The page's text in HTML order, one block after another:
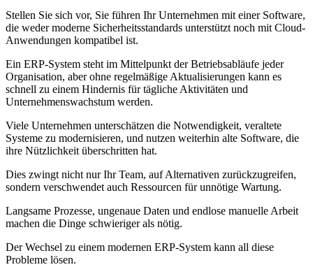
Stellen Sie sich vor, Sie führen Ihr Unternehmen mit einer Software,
die weder moderne Sicherheitsstandards unterstützt noch mit Cloud-
Anwendungen kompatibel ist.
Ein ERP-System steht im Mittelpunkt der Betriebsabläufe jeder
Organisation, aber ohne regelmäßige Aktualisierungen kann es
schnell zu einem Hindernis für tägliche Aktivitäten und
Unternehmenswachstum werden.
Viele Unternehmen unterschätzen die Notwendigkeit, veraltete
Systeme zu modernisieren, und nutzen weiterhin alte Software, die
ihre Nützlichkeit überschritten hat.
Dies zwingt nicht nur Ihr Team, auf Alternativen zurückzugreifen,
sondern verschwendet auch Ressourcen für unnötige Wartung.
Langsame Prozesse, ungenaue Daten und endlose manuelle Arbeit
machen die Dinge schwieriger als nötig.
Der Wechsel zu einem modernen ERP-System kann all diese
Probleme lösen.